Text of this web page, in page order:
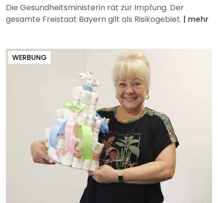
Die Gesundheitsministerin rät zur Impfung. Der
gesamte Freistaat Bayern gilt als Risikogebiet. | mehr
WERBUNG